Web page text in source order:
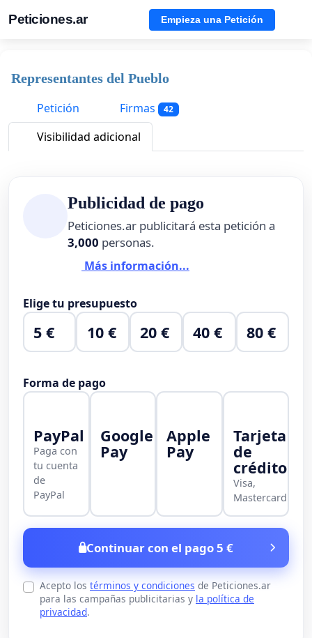
Peticiones.ar Empieza una Petición
Representantes del Pueblo
Petición
Firmas 42
Visibilidad adicional
Publicidad de pago
Peticiones.ar publicitará esta petición a
3,000 personas.
Más información...
Elige tu presupuesto
5 € 10 € 20 € 40 € 80 €
Forma de pago
PayPal
Paga con
tu cuenta
de
PayPal
Google
Pay
Apple
Pay
Tarjeta
de
crédito
Visa,
Mastercard
Continuar con el pago 5 €
Acepto los términos y condiciones de Peticiones.ar
para las campañas publicitarias y la política de
privacidad.